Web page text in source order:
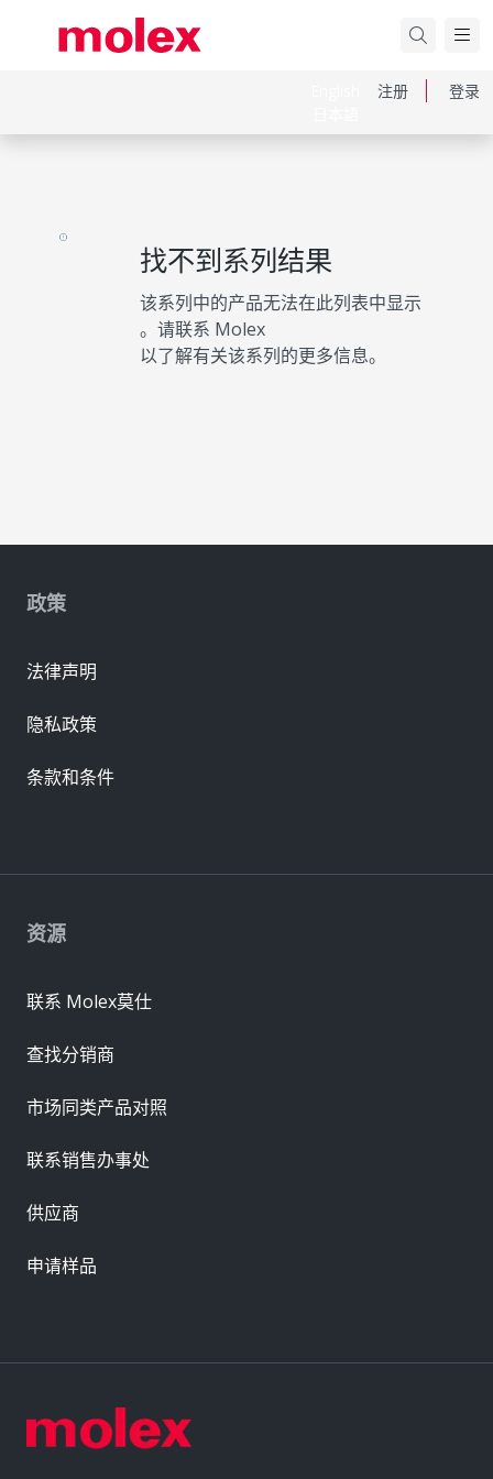
注册 登录
找不到系列结果
该系列中的产品无法在此列表中显示
。请联系 Molex
以了解有关该系列的更多信息。
资源
联系 Molex莫仕
查找分销商
市场同类产品对照
联系销售办事处
供应商
申请样品
政策
法律声明
隐私政策
条款和条件